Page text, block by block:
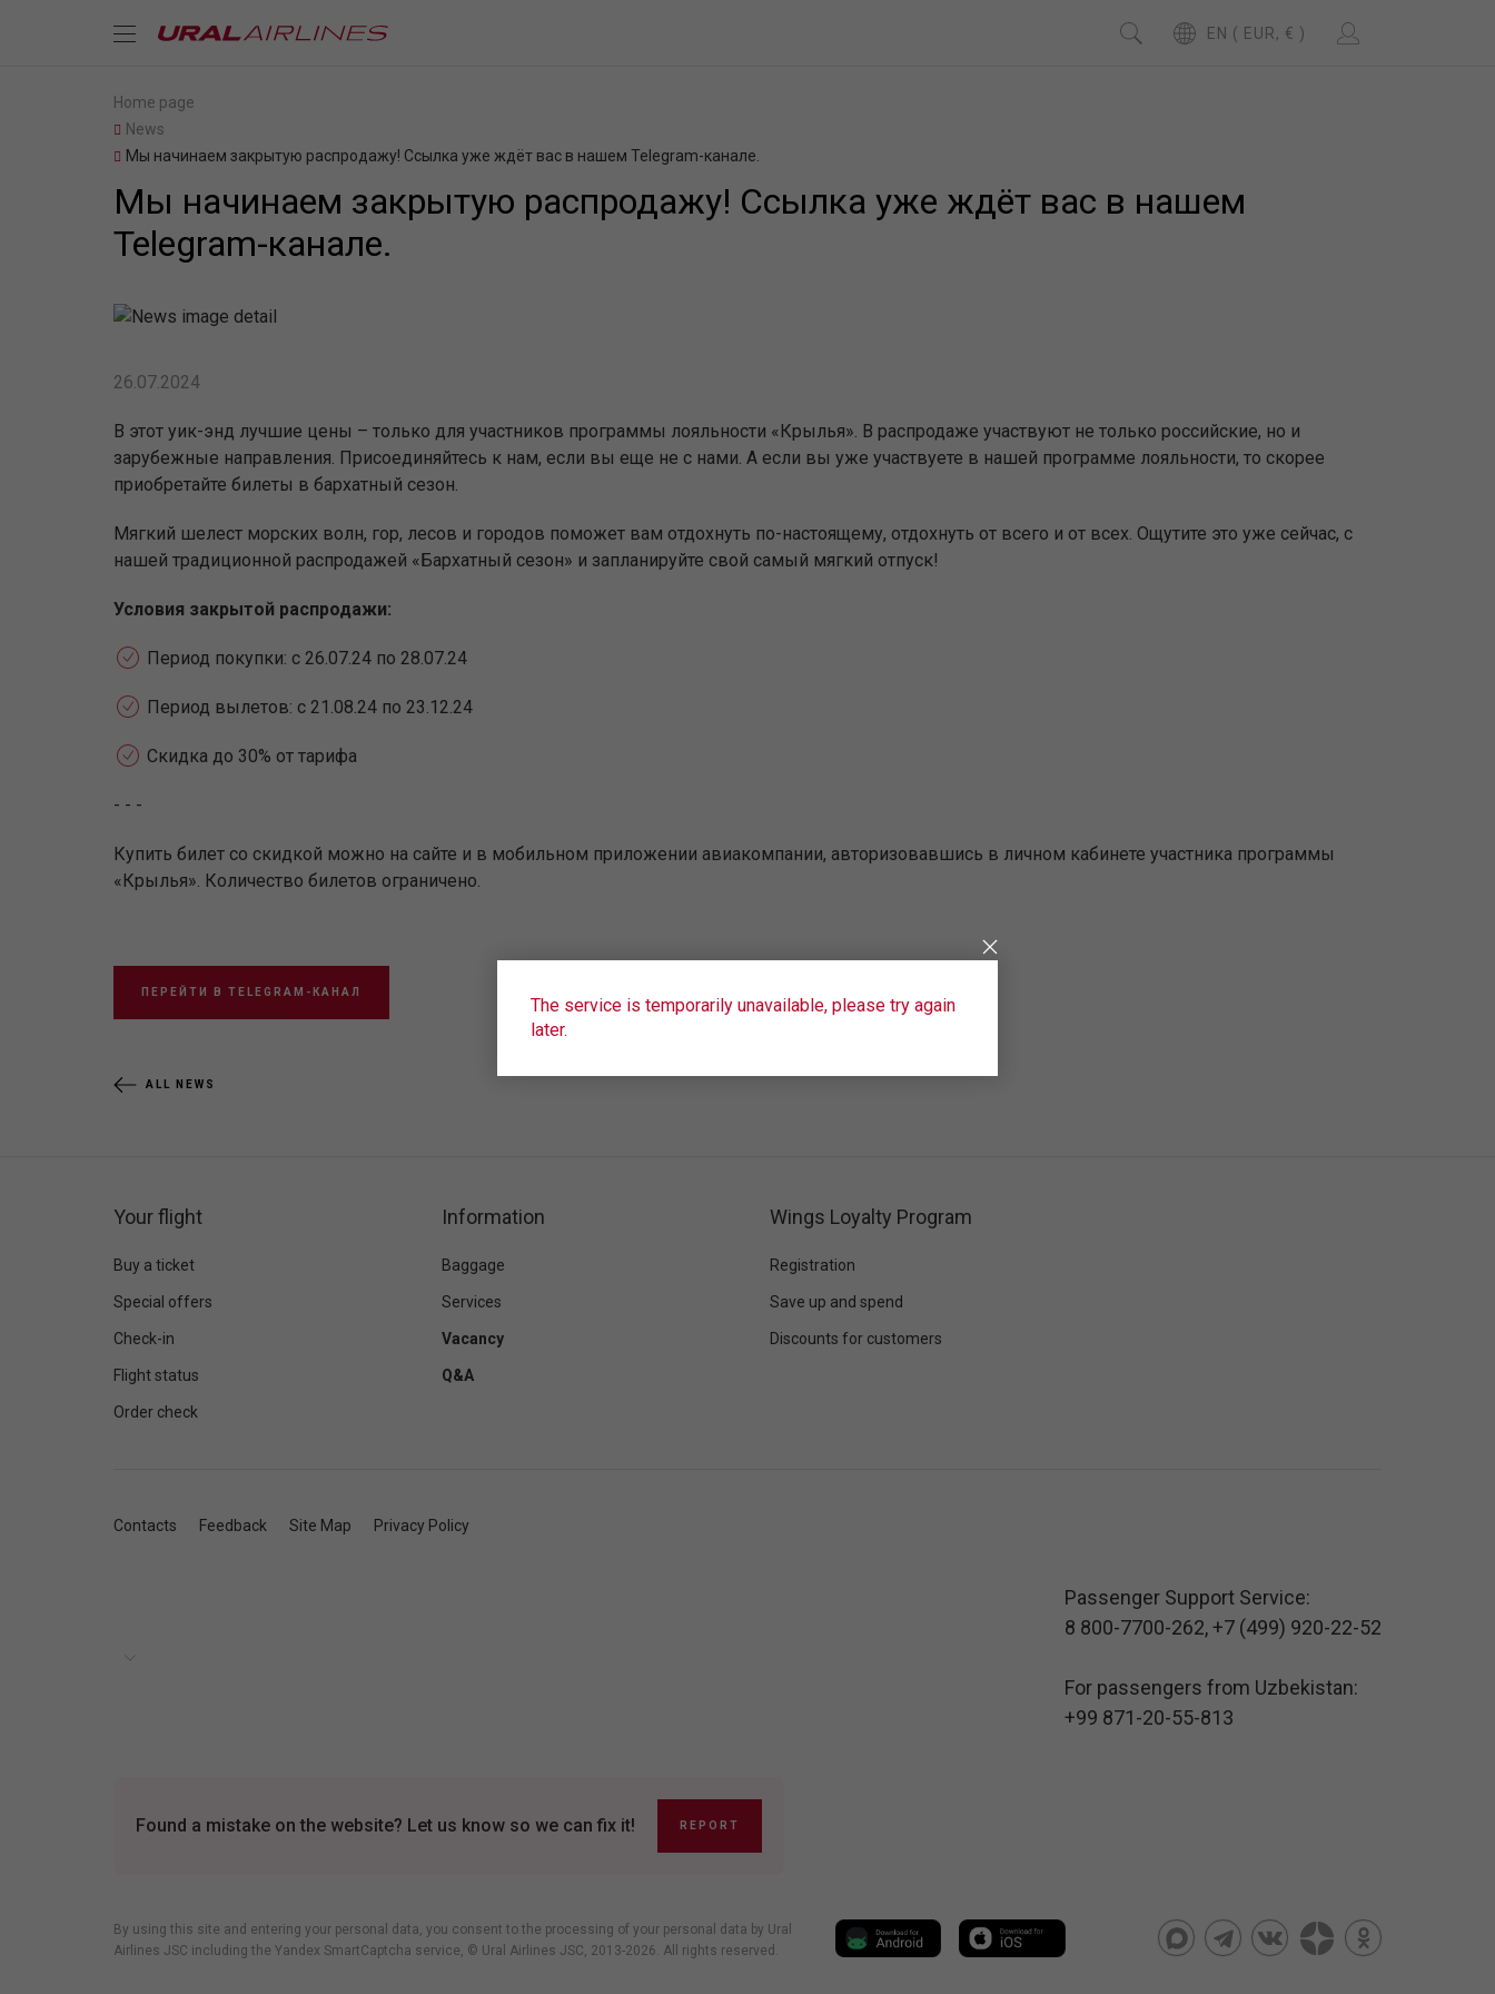
EN ( EUR, € )
Home page
News
Мы начинаем закрытую распродажу! Ссылка уже ждёт вас в нашем Telegram-канале.
Мы начинаем закрытую распродажу! Ссылка уже ждёт вас в нашем
Telegram-канале.
26.07.2024
В этот уик-энд лучшие цены – только для участников программы лояльности «Крылья». В распродаже участвуют не только российские, но и
зарубежные направления. Присоединяйтесь к нам, если вы еще не с нами. А если вы уже участвуете в нашей программе лояльности, то скорее
приобретайте билеты в бархатный сезон.
Мягкий шелест морских волн, гор, лесов и городов поможет вам отдохнуть по-настоящему, отдохнуть от всего и от всех. Ощутите это уже сейчас, с
нашей традиционной распродажей «Бархатный сезон» и запланируйте свой самый мягкий отпуск!
Условия закрытой распродажи:
Период покупки: с 26.07.24 по 28.07.24
Период вылетов: с 21.08.24 по 23.12.24
Скидка до 30% от тарифа
- - -
Купить билет со скидкой можно на сайте и в мобильном приложении авиакомпании, авторизовавшись в личном кабинете участника программы
«Крылья». Количество билетов ограничено.
ПЕРЕЙТИ В TELEGRAM-КАНАЛ
ALL NEWS
The service is temporarily unavailable, please try again
later.
Your flight
Buy a ticket
Special offers
Check-in
Flight status
Order check
Information
Baggage
Services
Vacancy
Q&A
Wings Loyalty Program
Registration
Save up and spend
Discounts for customers
Contacts Feedback Site Map Privacy Policy
Passenger Support Service:
8 800-7700-262,+7 (499) 920-22-52
For passengers from Uzbekistan:
+99 871-20-55-813
Found a mistake on the website? Let us know so we can fix it! REPORT
By using this site and entering your personal data, you consent to the processing of your personal data by Ural
Airlines JSC including the Yandex SmartCaptcha service, © Ural Airlines JSC, 2013-2026. All rights reserved.